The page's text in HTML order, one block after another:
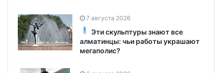
7 августа 2026
Эти скульптуры знают все
алматинцы: чьи работы украшают
мегаполис?